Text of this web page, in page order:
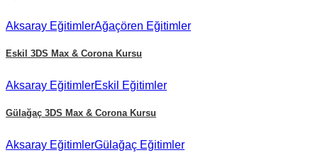
Aksaray EğitimlerAğaçören Eğitimler
Eskil 3DS Max & Corona Kursu
Aksaray EğitimlerEskil Eğitimler
Gülağaç 3DS Max & Corona Kursu
Aksaray EğitimlerGülağaç Eğitimler